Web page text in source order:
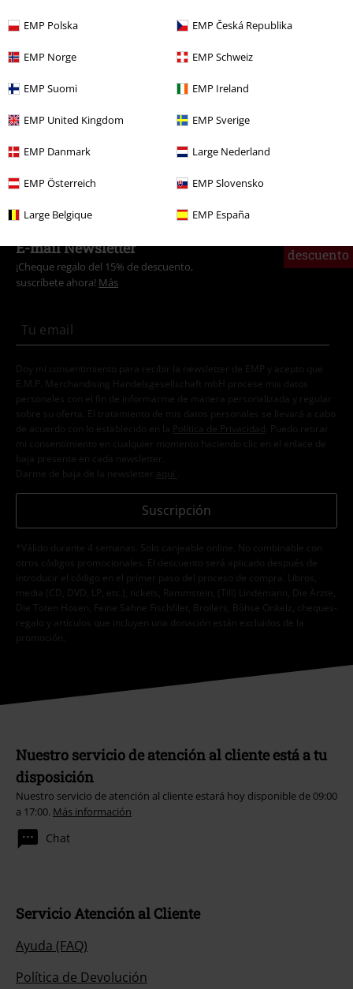
EMP Polska EMP Česká Republika
EMP Norge EMP Schweiz
EMP Suomi EMP Ireland
EMP United Kingdom EMP Sverige
EMP Danmark Large Nederland
EMP Österreich EMP Slovensko
Large Belgique EMP España
descuento
E-mail Newsletter
¡Cheque regalo del 15% de descuento,
suscríbete ahora! Más
Doy mi consentimiento para recibir la newsletter de EMP y acepto que
E.M.P. Merchandising Handelsgesellschaft mbH procese mis datos
personales con el fin de informarme de manera personalizada y regular
sobre su oferta. El tratamiento de mis datos personales se llevará a cabo
de acuerdo con lo establecido en la
Política de Privacidad . Puedo retirar
mi consentimiento en cualquier momento haciendo clic en el enlace de
baja presente en cada newsletter.
Darme de baja de la newsletter
aquí
Suscripción
*Válido durante 4 semanas. Solo canjeable online. No combinable con
otros códigos promocionales. El descuento será aplicado después de
introducir el código en el primer paso del proceso de compra. Libros,
media (CD, DVD, LP, etc.), tickets, Rammstein, (Till) Lindemann, Die Ärzte,
Die Toten Hosen, Feine Sahne Fischfilet, Broilers, Böhse Onkelz, cheques-
regalo y artículos que incluyen una donación están excluidos de la
promoción.
Nuestro servicio de atención al cliente está a tu
disposición
Nuestro servicio de atención al cliente estará hoy disponible de 09:00
a 17:00. Más información
Chat
Servicio Atención al Cliente
Ayuda (FAQ)
Política de Devolución